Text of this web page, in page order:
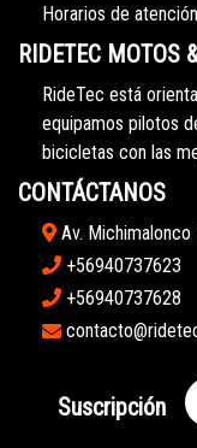
Horarios de atención
RIDETEC MOTOS
RideTec está
equipamos pilotos
bicicletas con las
CONTÁCTANOS
Av.
+56940737623
+56940737628
Suscripción